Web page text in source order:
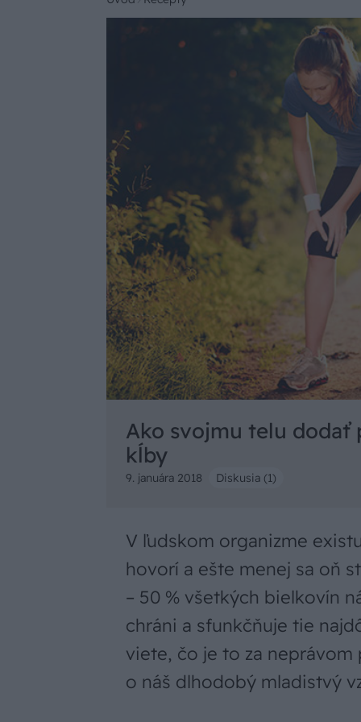
Ako svojmu telu dodať
kĺby
9. januára 2018 Diskusia (1)
V ľudskom organizme
hovorí a ešte menej sa oň
– 50 % všetkých bielkovín
chráni a sfunkčňuje tie
viete, čo je to za neprávom
o náš dlhodobý mladistvý